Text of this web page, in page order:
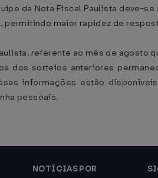
da Nota Fiscal Paulista deve-
maior rapidez de
referente ao mês de agosto
dos sorteios anteriores
informações estão
pessoais.
NOTÍCIAS POR